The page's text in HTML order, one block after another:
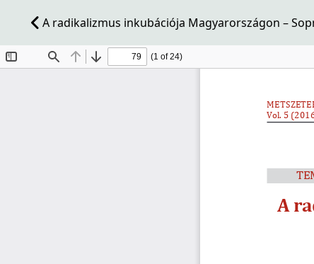
A radikalizmus inkubációja Magyarországon –